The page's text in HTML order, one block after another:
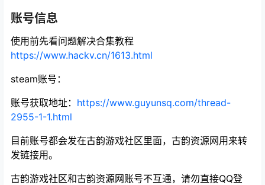
账号信息
使用前先看问题解决合集教程
https://www.hackv.cn/1613.html
steam账号：
账号获取地址： https://www.guyunsq.com/thread-
2955-1-1.html
目前账号都会发在古韵游戏社区里面，古韵资源网用来转
发链接用。
古韵游戏社区和古韵资源网账号不互通，请勿直接QQ登